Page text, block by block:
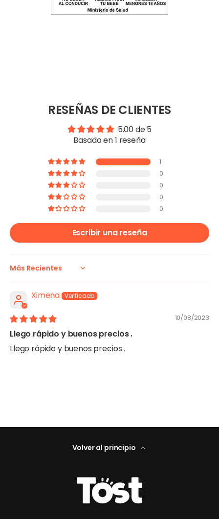
RESEÑAS DE CLIENTES
5.00 de 5
Basado en 1 reseña
1
0
0
0
0
Escribir una reseña
Sort by
Ximena
10/08/2023
Llego rápido y buenos precios .
Llego rápido y buenos precios .
Volver al principio